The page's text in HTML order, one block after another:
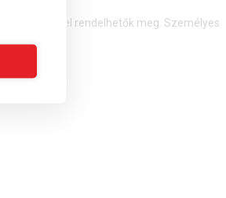
átvétellel rendelhetők meg. Személyes